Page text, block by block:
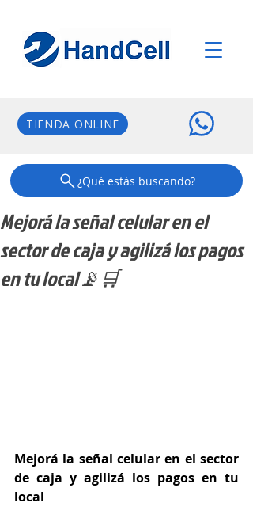
TIENDA ONLINE
¿Qué estás buscando?
Mejorá la señal celular en el
sector de caja y agilizá los pagos
en tu local📡🛒
Mejorá la señal celular en el sector
de caja y agilizá los pagos en tu
local